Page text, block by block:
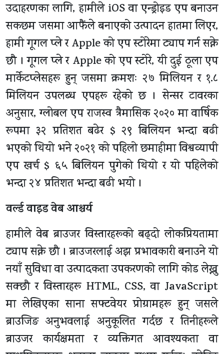
उदाहरणका लागि, हामीले iOS वा एन्ड्रोइड एप बनाउन
सकछम जसमा आफैंले बनाएको उत्पादन हातमा लिएर,
हामी गूगल प्ले र Apple को एप स्टोरेमा ट्याप गर्न सक्ने
छौ । गूगल प्ले र Apple को एप स्टोरे, यी दुई ठूला एप
मार्केटप्लेसहरू हुन् जसमा क्रमशः २७ मिलियन र १.८
मिलियन उपलब्ध एपहरू रहेको छ । सेन्सर टावरका
अनुसार, ग्लोबल एप राजस्व त्रैमासिक २०२० मा वार्षिक
रूपमा ३२ प्रतिशत बढेर $ २९ बिलियन भन्दा बढी
भएको थियो भने २०२१ को पहिलो छमाहीमा विश्वव्यापी
एप खर्च $ ६५ बिलियन पुगेको थियो र यो पहिलेको
भन्दा २४ प्रतिशत भन्दा बढी भयो ।
वर्ल्ड वाइड वेब आश्चर्य
हामीले वेब ब्राउजर विस्तारहरूको बढ्दो लोकप्रियतामा
ट्याप सक्ने छौ । ब्राउजरलाई अझ प्रभावकारी बनाउने यो
नयाँ सुविधा वा उत्पादकता उपकरणको लागि कोड लेख्नु
सक्छौ र विस्तारहरू HTML, CSS, वा JavaScript
मा लेखिएका साना सफ्टवेयर प्रोग्रामहरू हुन् जसले
ब्राउजिङ अनुभवलाई अनुकूलित गर्दछ र तिनीहरूले
ब्राउजर कार्यक्षमता र व्यक्तिगत आवश्यकता वा